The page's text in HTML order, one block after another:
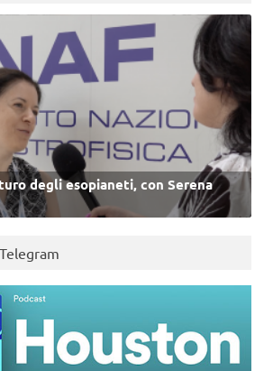
degli esopianeti, con Serena